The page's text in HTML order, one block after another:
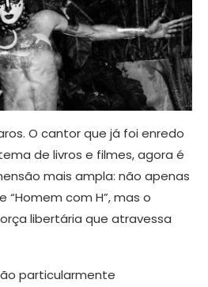
O cantor que já foi enredo
de livros e filmes, agora é
mais ampla: não apenas
“Homem com H”, mas o
libertária que atravessa
particularmente